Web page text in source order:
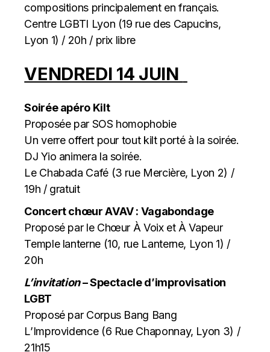
compositions principalement en français.
Centre LGBTI Lyon (19 rue des Capucins,
Lyon 1) / 20h / prix libre
VENDREDI 14 JUIN
Soirée apéro Kilt
Proposée par SOS homophobie
Un verre offert pour tout kilt porté à la soirée.
DJ Yio animera la soirée.
Le Chabada Café (3 rue Mercière, Lyon 2) /
19h / gratuit
Concert chœur AVAV : Vagabondage
Proposé par le Chœur À Voix et À Vapeur
Temple lanterne (10, rue Lanterne, Lyon 1) /
20h
L’invitation– Spectacle d’improvisation
LGBT
Proposé par Corpus Bang Bang
L’Improvidence (6 Rue Chaponnay, Lyon 3) /
21h15